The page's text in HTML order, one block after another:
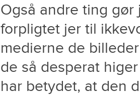
Også andre ting
forpligtet jer til
medierne de
de så desperat
har betydet, at den